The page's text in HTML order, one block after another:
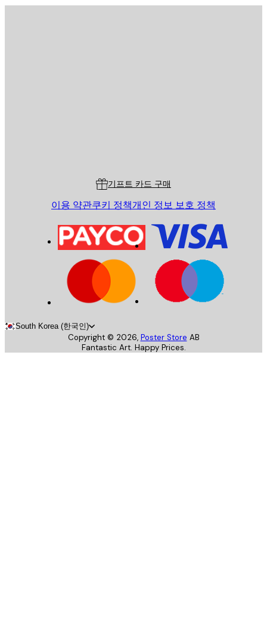
기프트 카드 구매
이용 약관쿠키 정책개인 정보 보호 정책
South Korea (한국인)
Copyright © 2026, Poster Store AB
Fantastic Art. Happy Prices.